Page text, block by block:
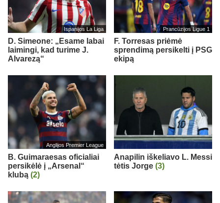
Ispanijos La Liga
D. Simeone: „Esame labai
laimingi, kad turime J.
Alvarezą“
Prancūzijos Ligue 1
F. Torresas priėmė
sprendimą persikelti į PSG
ekipą
Anglijos Premier League
B. Guimaraesas oficialiai
persikėlė į „Arsenal“
klubą (2)
Anapilin iškeliavo L. Messi
tėtis Jorge (3)